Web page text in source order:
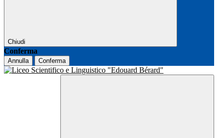
Chiudi
Conferma
Annulla Conferma